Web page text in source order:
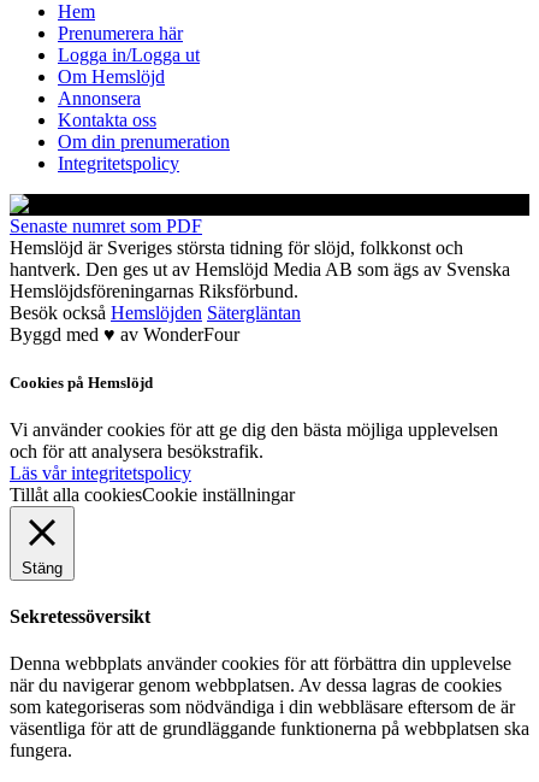
Hem
Prenumerera här
Logga in/Logga ut
Om Hemslöjd
Annonsera
Kontakta oss
Om din prenumeration
Integritetspolicy
Senaste numret som PDF
Hemslöjd är Sveriges största tidning för slöjd, folkkonst och
hantverk. Den ges ut av Hemslöjd Media AB som ägs av Svenska
Hemslöjdsföreningarnas Riksförbund.
Besök också Hemslöjden Sätergläntan
Byggd med ♥ av WonderFour
Cookies på Hemslöjd
Vi använder cookies för att ge dig den bästa möjliga upplevelsen
och för att analysera besökstrafik.
Läs vår integritetspolicy
Tillåt alla cookiesCookie inställningar
Stäng
Sekretessöversikt
Denna webbplats använder cookies för att förbättra din upplevelse
när du navigerar genom webbplatsen. Av dessa lagras de cookies
som kategoriseras som nödvändiga i din webbläsare eftersom de är
väsentliga för att de grundläggande funktionerna på webbplatsen ska
fungera.